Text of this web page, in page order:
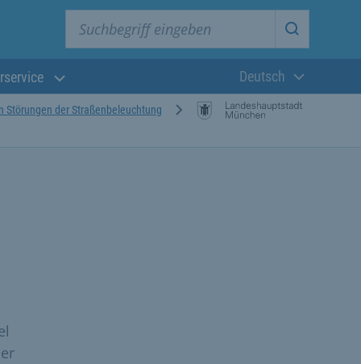
Suche
Aktuelle
Deutsch
Störungen der Straßenbeleuchtung